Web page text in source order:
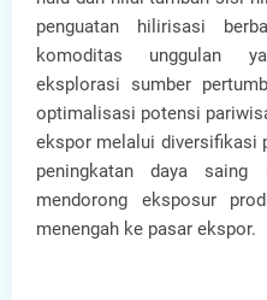
penguatan hilirisasi
komoditas unggulan
eksplorasi sumber
optimalisasi potensi
ekspor melalui diversifikasi
peningkatan daya saing
mendorong eksposur
menengah ke pasar ekspor.